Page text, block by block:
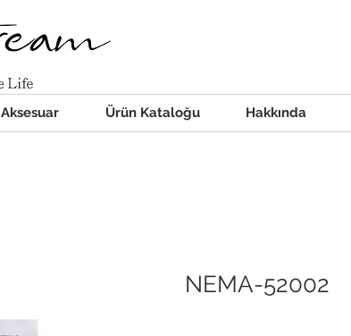
Aksesuar Ürün Kataloğu Hakkında
NEMA-52002